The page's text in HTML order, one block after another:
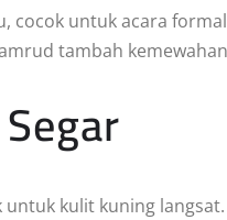
cocok untuk acara
tambah
kulit kuning